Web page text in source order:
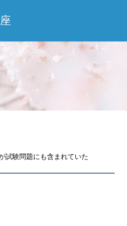
試験問題にも含まれていた